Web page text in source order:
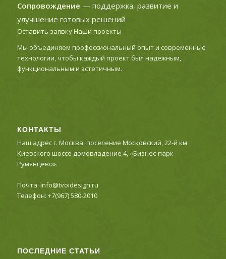
Сопровождение — поддержка, развитие и
улучшение готовых решений
Оставить заявкуНаши проекты
Мы объединяем профессиональный опыт и современные
технологии, чтобы каждый проект был надежным,
функциональным и эстетичным.
КОНТАКТЫ
Наш адрес г. Москва, поселение Московский, 22-й км
Киевского шоссе домовладение 4, «Бизнес-парк
Румянцево».
Почта: info@tvoidesign.ru
Телефон: +7(967) 580-2010
ПОСЛЕДНИЕ СТАТЬИ